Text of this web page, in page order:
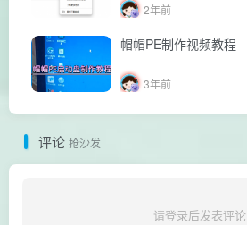
2年前
帽帽PE制作视频教程
3年前
评论 抢沙发
请登录后发表评论